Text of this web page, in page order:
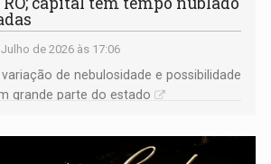
de 2026 às 17:06
de nebulosidade e possibilidade
grande parte do estado